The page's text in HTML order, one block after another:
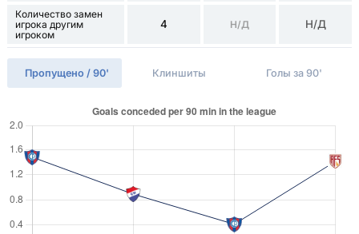
Количество замен
игрока другим
игроком
4 Н/Д Н/Д
Пропущено / 90' Клиншиты Голы за 90'